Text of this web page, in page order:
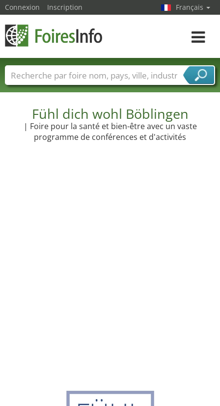
Fühl dich wohl Böblingen
| Foire pour la santé et bien-être avec un vaste
programme de conférences et d'activités
Connexion Inscription Français
Toggle
Foire noms Pays Villes
Secteurs de foire